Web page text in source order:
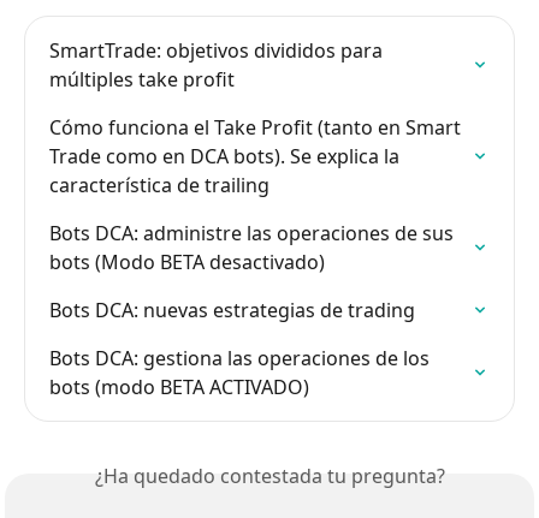
SmartTrade: objetivos divididos para
múltiples take profit
Cómo funciona el Take Profit (tanto en Smart
Trade como en DCA bots). Se explica la
característica de trailing
Bots DCA: administre las operaciones de sus
bots (Modo BETA desactivado)
Bots DCA: nuevas estrategias de trading
Bots DCA: gestiona las operaciones de los
bots (modo BETA ACTIVADO)
¿Ha quedado contestada tu pregunta?